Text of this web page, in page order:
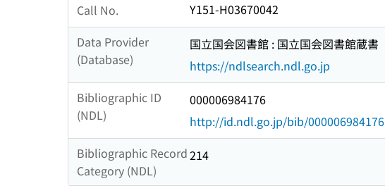
Call No.
Y151-H03670042
Data Provider
(Database)
国立国会図書館 : 国立国会図書館蔵書
https://ndlsearch.ndl.go.jp
Bibliographic ID
(NDL)
000006984176
http://id.ndl.go.jp/bib/000006984176
Bibliographic Record
Category (NDL)
214